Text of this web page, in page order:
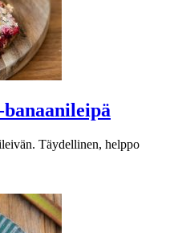
Täydellinen, helppo